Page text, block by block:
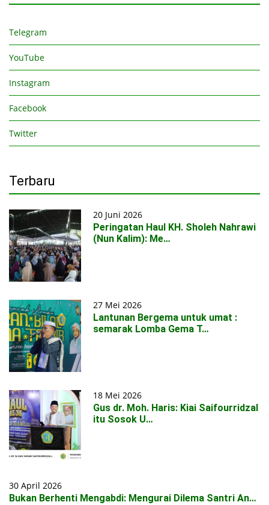
Telegram
YouTube
Instagram
Facebook
Twitter
Terbaru
20 Juni 2026
Peringatan Haul KH. Sholeh Nahrawi
(Nun Kalim): Me…
27 Mei 2026
Lantunan Bergema untuk umat :
semarak Lomba Gema T…
18 Mei 2026
Gus dr. Moh. Haris: Kiai Saifourridzal
itu Sosok U…
30 April 2026
Bukan Berhenti Mengabdi: Mengurai Dilema Santri An…